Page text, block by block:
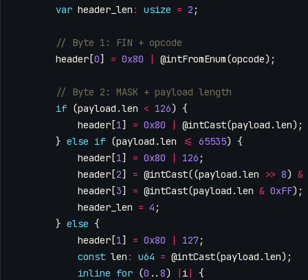
var header_len : usize = 2 ;
header [0] = 0x80 | @intFromEnum(opcode);
if (payload .len < 126) {
header [1] = 0x80 | @intCast(payload .len);
} else if (payload .len <= 65535) {
header [1] = 0x80 | 126 ;
header [2] = @intCast((payload .len >> 8) &
header [3] = @intCast(payload .len & 0xFF);
header_len = 4 ;
} else {
header [1] = 0x80 | 127;
const len : u64 = @intCast(payload .len);
inline for (0 .. 8) | i|
{